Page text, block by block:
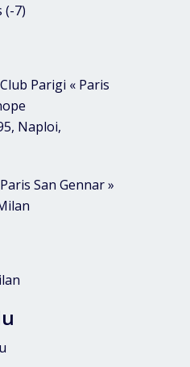
(-7)
Parigi « Paris
Naploi,
San Gennar »